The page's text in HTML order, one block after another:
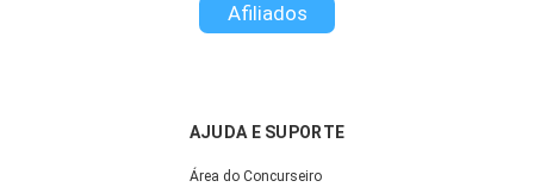
Afiliados
AJUDA E SUPORTE
Área do Concurseiro